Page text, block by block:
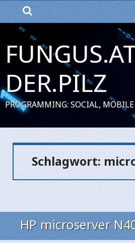
DER.PILZ
PROGRAMMING: SOCIAL,
Schlagwort:
HP microserver